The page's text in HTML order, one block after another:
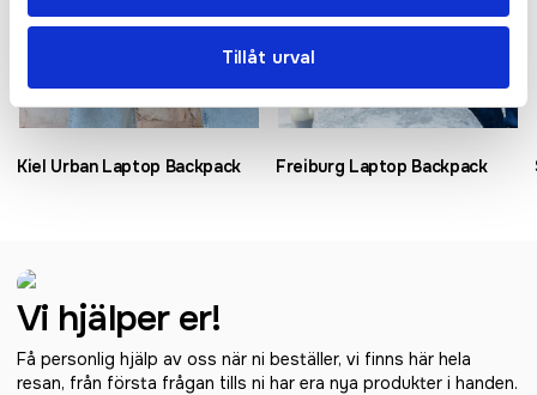
Tillåt urval
Kiel Urban Laptop Backpack Freiburg Laptop Backpack
Vi hjälper er!
Få personlig hjälp av oss när ni beställer, vi finns här hela
resan, från första frågan tills ni har era nya produkter i handen.